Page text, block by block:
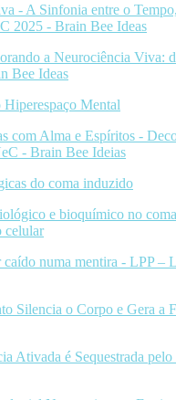
- A Sinfonia entre o
2025 - Brain Bee Ideas
a Neurociência Viva:
Bee Ideas
Mental
com Alma e Espíritos -
- Brain Bee Ideias
do coma induzido
e bioquímico no
celular
caído numa mentira - LPP –
Silencia o Corpo e Gera a
Ativada é Sequestrada